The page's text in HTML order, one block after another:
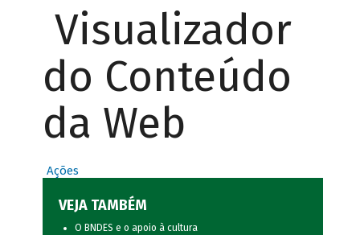
Visualizador
do Conteúdo
da Web
Ações
VEJA TAMBÉM
O BNDES e o apoio à cultura